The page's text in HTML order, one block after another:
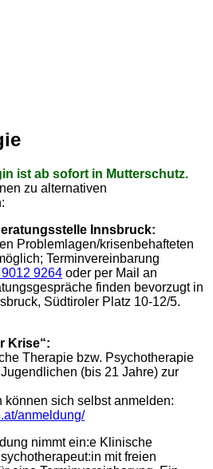
ist ab sofort in Mutterschutz.
zu alternativen
Innsbruck:
Problemlagen/krisenbehafteten
Terminvereinbarung
9264 oder per Mail an
finden bevorzugt in
Südtiroler Platz 10-12/5.
Krise“:
Therapie bzw. Psychotherapie
(bis 21 Jahre) zur
sich selbst anmelden:
anmeldung/
nimmt ein:e Klinische
mit freien